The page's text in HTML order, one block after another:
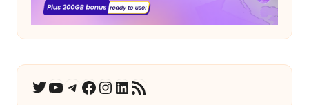
ツイッターユーチューブ テレグラム フェイスブックインスタグラム LinkedIn
RSSフィード